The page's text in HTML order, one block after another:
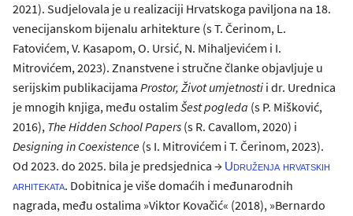
2021). Sudjelovala je u realizaciji Hrvatskoga paviljona na 18.
venecijanskom bijenalu arhitekture (s T. Čerinom, L.
Fatovićem, V. Kasapom, O. Ursić, N. Mihaljevićem i I.
Mitrovićem, 2023). Znanstvene i stručne članke objavljuje u
serijskim publikacijama Prostor, Život umjetnosti i dr. Urednica
je mnogih knjiga, među ostalim Šest pogleda (s P. Mišković,
2016), The Hidden School Papers (s R. Cavallom, 2020) i
Designing in Coexistence (s I. Mitrovićem i T. Čerinom, 2023).
Od 2023. do 2025. bila je predsjednica → Udruženja hrvatskih
arhitekata. Dobitnica je više domaćih i međunarodnih
nagrada, među ostalima »Viktor Kovačić« (2018), »Bernardo